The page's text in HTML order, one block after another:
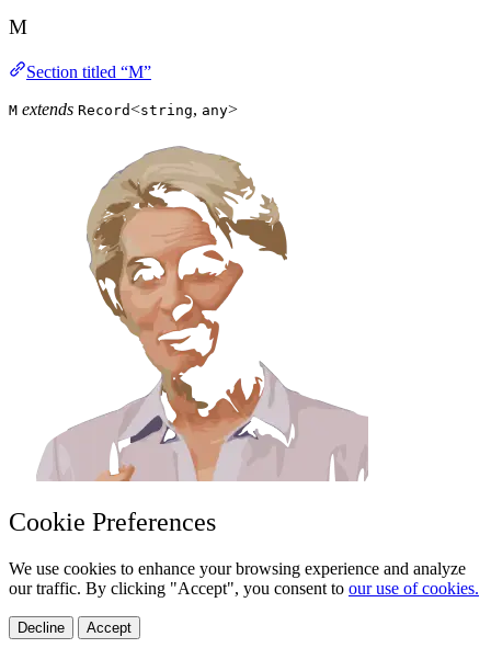
M
Section titled “M”
M extends Record<string, any>
Cookie Preferences
We use cookies to enhance your browsing experience and analyze
our traffic. By clicking "Accept", you consent to our use of cookies.
Decline Accept